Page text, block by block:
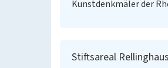
Kunstdenkmäler der
Stiftsareal